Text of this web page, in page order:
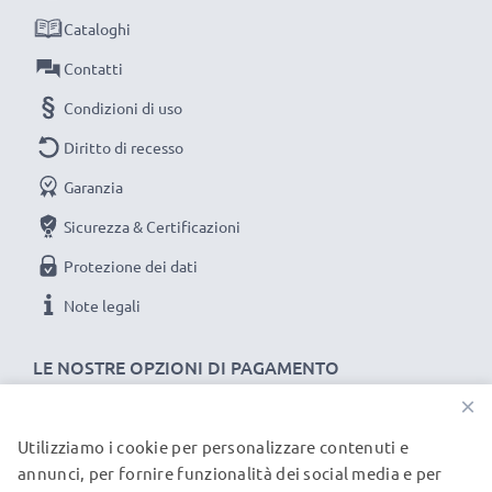
LE NOSTRE OPZIONI DI PAGAMENTO
Cataloghi
Contatti
Condizioni di uso
Diritto di recesso
Garanzia
Sicurezza & Certificazioni
Protezione dei dati
Note legali
I NOSTRI PARTNER DI SPEDIZIONE
×
Utilizziamo i cookie per personalizzare contenuti e
annunci, per fornire funzionalità dei social media e per